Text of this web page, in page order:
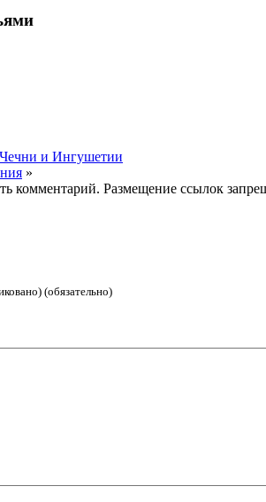
и Ингушетии
»
комментарий. Размещение ссылок
(обязательно)